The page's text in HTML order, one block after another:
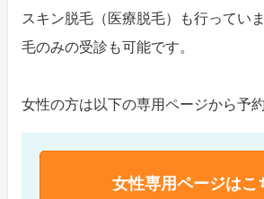
スキン脱毛（医療脱毛）も行ってい
毛のみの受診も可能です。
女性の方は以下の専用ページから予
女性専用ページはこ